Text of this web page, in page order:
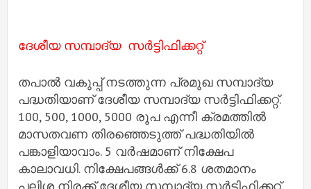
ദേശീയ സമ്പാദ്യ സര്‍ട്ടിഫിക്കറ്റ്
തപാല്‍ വകുപ്പ് നടത്തുന്ന പ്രമുഖ സമ്പാദ്യ
പദ്ധതിയാണ് ദേശീയ സമ്പാദ്യ സര്‍ട്ടിഫിക്കറ്റ്.
100, 500, 1000, 5000 രൂപ എന്നീ ക്രമത്തില്‍
മാസതവണ തിരഞ്ഞെടുത്ത് പദ്ധതിയില്‍
പങ്കാളിയാവാം. 5 വര്‍ഷമാണ് നിക്ഷേപ
കാലാവധി. നിക്ഷേപങ്ങള്‍ക്ക് 6.8 ശതമാനം
പലിശ നിരക്ക് ദേശീയ സമ്പാദ്യ സര്‍ട്ടിഫിക്കറ്റ്